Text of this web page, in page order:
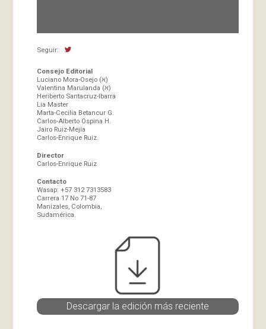
Seguir:
Consejo Editorial
Luciano Mora-Osejo (א)
Valentina Marulanda (א)
Heriberto Santacruz-Ibarra
Lia Master
Marta-Cecilia Betancur G.
Carlos-Alberto Ospina H.
Jairo Ruiz-Mejía
Carlos-Enrique Ruiz.
Director
Carlos-Enrique Ruiz
Contacto
Wasap: +57 312 7313583
Carrera 17 No 71-87
Manizales, Colombia,
Sudamérica.
Descargar la edición más reciente